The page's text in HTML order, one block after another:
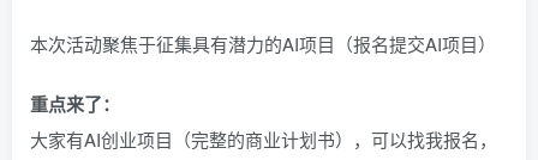
本次活动聚焦于征集具有潜力的AI项目（报名提交AI项目）
重点来了：
大家有AI创业项目（完整的商业计划书），可以找我报名，